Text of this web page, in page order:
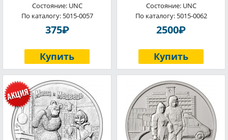
Состояние: UNC
По каталогу: 5015-0057
375P
Купить
Состояние: UNC
По каталогу: 5015-0062
2500P
Купить